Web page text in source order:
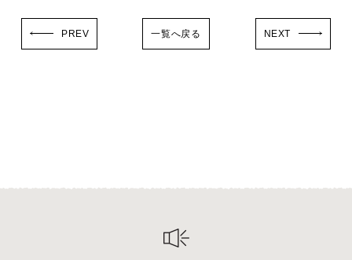
NEXT
一覧へ戻る
PREV